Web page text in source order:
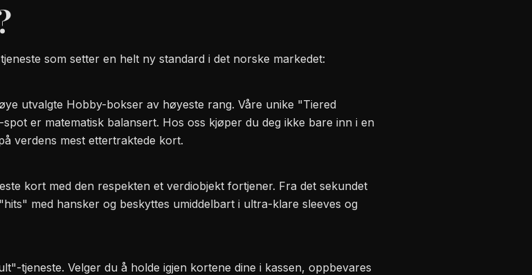
som setter en helt ny standard i det norske markedet:
utvalgte Hobby-bokser av høyeste rang. Våre unike "Tiered
er matematisk balansert. Hos oss kjøper du deg ikke bare inn i en
verdens mest ettertraktede kort.
kort med den respekten et verdiobjekt fortjener. Fra det sekundet
med hansker og beskyttes umiddelbart i ultra-klare sleeves og
tjeneste. Velger du å holde igjen kortene dine i kassen, oppbevares